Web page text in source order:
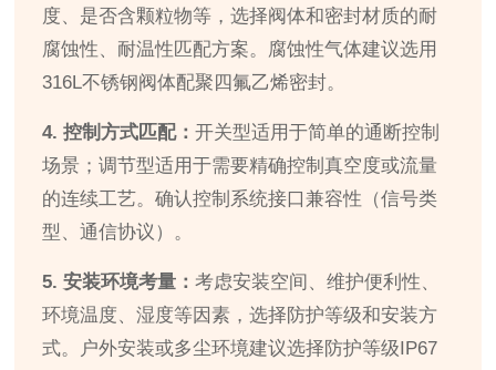
度、是否含颗粒物等，选择阀体和密封材质的耐
腐蚀性、耐温性匹配方案。腐蚀性气体建议选用
316L不锈钢阀体配聚四氟乙烯密封。
4. 控制方式匹配：开关型适用于简单的通断控制
场景；调节型适用于需要精确控制真空度或流量
的连续工艺。确认控制系统接口兼容性（信号类
型、通信协议）。
5. 安装环境考量：考虑安装空间、维护便利性、
环境温度、湿度等因素，选择防护等级和安装方
式。户外安装或多尘环境建议选择防护等级IP67